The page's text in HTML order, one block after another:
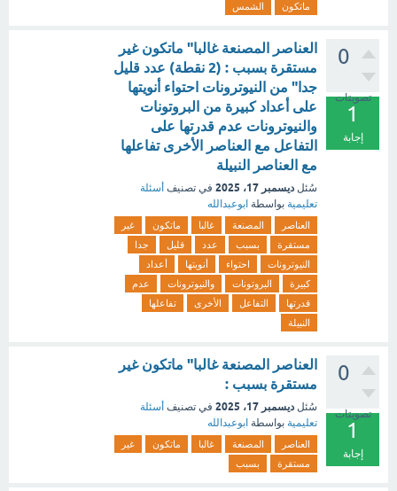
ماتكون
الشمس
0
تصويتات
1
إجابة
العناصر المصنعة غالبا" ماتكون غير
مستقرة بسبب : (2 نقطة) عدد قليل
جدا" من النيوترونات احتواء أنويتها
على أعداد كبيرة من البروتونات
والنيوترونات عدم قدرتها على
التفاعل مع العناصر الأخرى تفاعلها
مع العناصر النبيلة
سُئل ديسمبر 17، 2025 في تصنيف أسئلة
تعليمية بواسطة ابوعبدالله
العناصر المصنعة غالبا ماتكون
غير
مستقرة
بسبب عدد قليل
جدا
النيوترونات
احتواء أنويتها
أعداد
كبيرة
البروتونات والنيوترونات
عدم
قدرتها
التفاعل الأخرى
تفاعلها
النبيلة
0
تصويتات
1
إجابة
العناصر المصنعة غالبا" ماتكون غير
مستقرة بسبب :
سُئل ديسمبر 17، 2025 في تصنيف أسئلة
تعليمية بواسطة ابوعبدالله
العناصر المصنعة غالبا ماتكون
غير
مستقرة
بسبب